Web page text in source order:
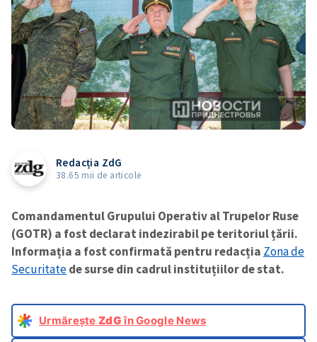
Redacția ZdG
38.65 mii de articole
Comandamentul Grupului Operativ al Trupelor Ruse
(GOTR) a fost declarat indezirabil pe teritoriul țării.
Informația a fost confirmată pentru redacția Zona de
Securitatede surse din cadrul instituțiilor de stat.
Urmărește ZdGîn Google News